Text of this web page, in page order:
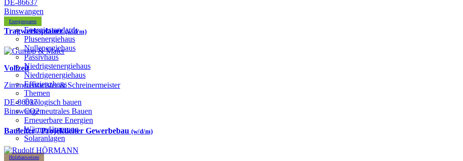
Energiesparen
Energiestandards
Plusenergiehaus
Nullenergiehaus
Passivhaus
Niedrigstenergiehaus
Niedrigenergiehaus
Effizienzhaus
Themen
Ökologisch bauen
CO2 neutrales Bauen
Erneuerbare Energien
Wärmedämmung
Solaranlagen
Holzbauweisen
DE-86637
Binswangen
Tragwerksplaner(w/d/m)
Vollzeit
Zimmerermeister & Schreinermeister
DE-86637
Binswangen
Bauleiter / Projektleiter Gewerbebau (w/d/m)